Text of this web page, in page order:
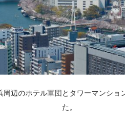
辺のホテル軍団とタワーマンショ
た。